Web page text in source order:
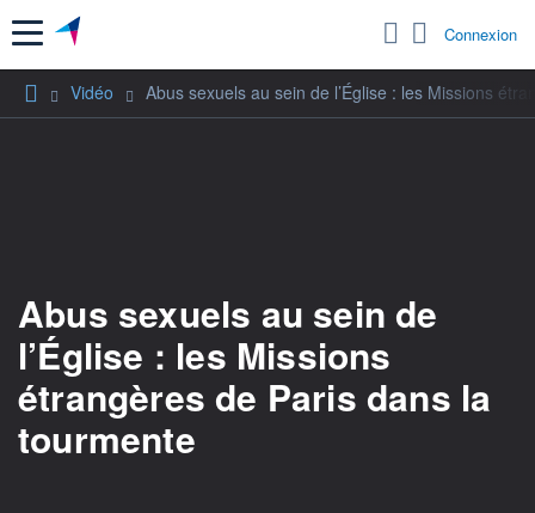
Menu Connexion
Vidéo Abus sexuels au sein de l’Église : les Missions
Abus sexuels au sein de
l’Église : les Missions
étrangères de Paris dans la
tourmente